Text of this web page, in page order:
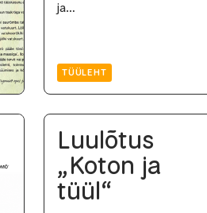
ja…
TÜÜLEHT
Luulõtus
„Koton ja
tüül“